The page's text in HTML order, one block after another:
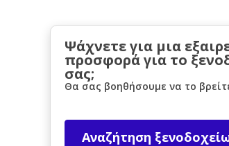
Ψάχνετε για μια
προσφορά για το
σας;
Θα σας βοηθήσουμε να το
Αναζήτηση